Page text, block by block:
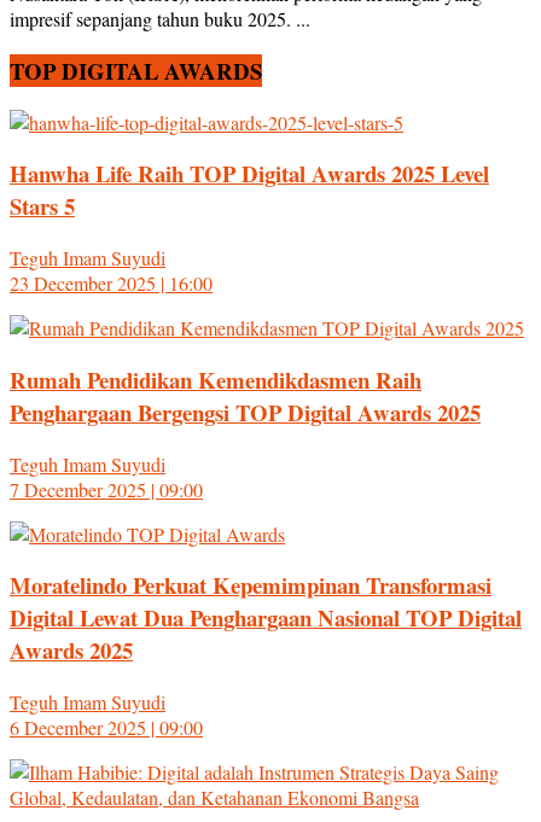
impresif sepanjang tahun buku 2025. ...
TOP DIGITAL AWARDS
Hanwha Life Raih TOP Digital Awards 2025 Level
Stars 5
Teguh Imam Suyudi
23 December 2025 | 16:00
Rumah Pendidikan Kemendikdasmen Raih
Penghargaan Bergengsi TOP Digital Awards 2025
Teguh Imam Suyudi
7 December 2025 | 09:00
Moratelindo Perkuat Kepemimpinan Transformasi
Digital Lewat Dua Penghargaan Nasional TOP Digital
Awards 2025
Teguh Imam Suyudi
6 December 2025 | 09:00